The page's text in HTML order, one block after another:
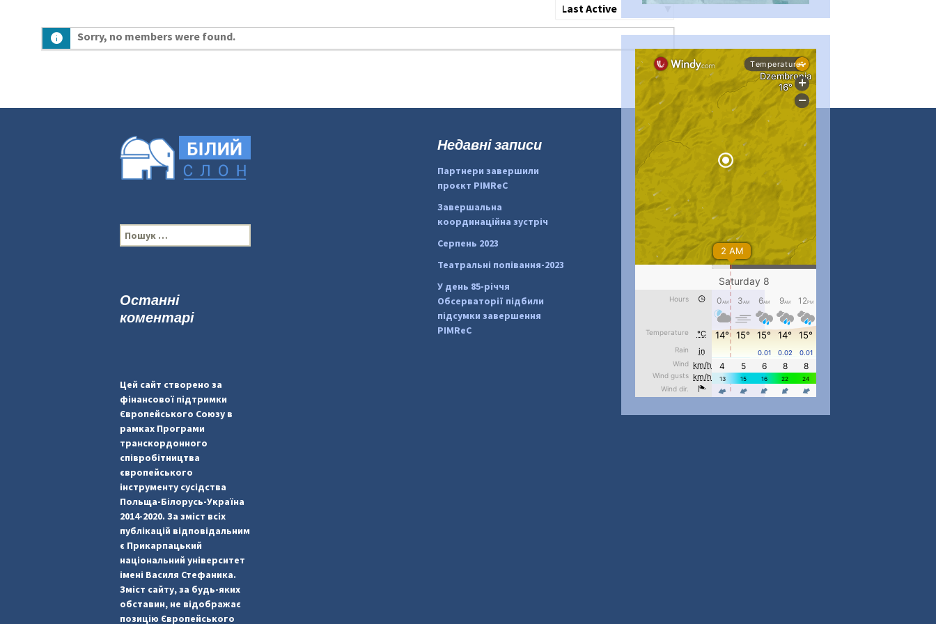
Show:
Sorry, no members were found.
#PipIvanToday...
pimrec_project
#PipIvanToday ...
pimrec_project
П
о
:
Недавні записи
Партнери завершили
проєкт PIMReC
Завершальна
координаційна зустріч
Серпень 2023
Театральні попівання-2023
У день 85-річчя
Обсерваторії підбили
підсумки завершення
PIMReC
Останні
коментарі
Цей сайт створено за
фінансової підтримки
Європейського Союзу в
рамках Програми
транскордонного
співробітництва
європейського
інструменту сусідства
Польща-Білорусь-Україна
2014-2020. За зміст всіх
публікацій відповідальним
є Прикарпацький
національний університет
імені Василя Стефаника.
Зміст сайту, за будь-яких
обставин, не відображає
позицію Європейського